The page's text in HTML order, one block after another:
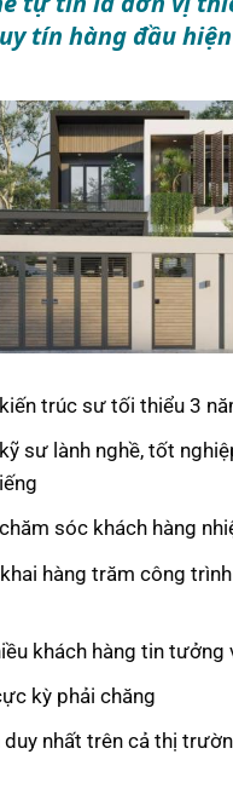
uy tín hàng đầu
trúc sư tối thiểu 3
sư lành nghề, tốt
sóc khách hàng
hàng trăm công
khách hàng tin tưởng
kỳ phải chăng
nhất trên cả thị